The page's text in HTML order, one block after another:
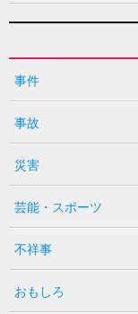
事件
事故
災害
芸能・スポーツ
不祥事
おもしろ